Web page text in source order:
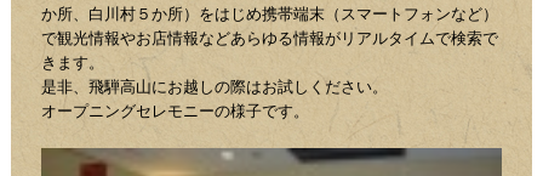
か所、白川村５か所）をはじめ携帯端末（スマートフォンなど）
で観光情報やお店情報などあらゆる情報がリアルタイムで検索で
きます。
是非、飛騨高山にお越しの際はお試しください。
オープニングセレモニーの様子です。